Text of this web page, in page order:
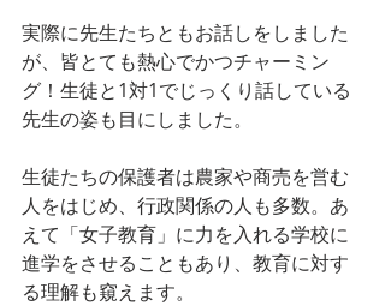
実際に先生たちともお話しをしました
が、皆とても熱心でかつチャーミン
グ！生徒と1対1でじっくり話している
先生の姿も目にしました。
生徒たちの保護者は農家や商売を営む
人をはじめ、行政関係の人も多数。あ
えて「女子教育」に力を入れる学校に
進学をさせることもあり、教育に対す
る理解も窺えます。